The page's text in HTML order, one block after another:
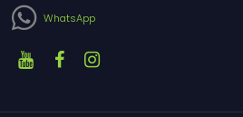
WhatsApp